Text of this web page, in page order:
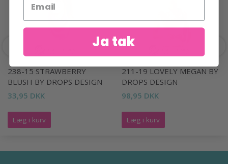
238-15 STRAWBERRY
BLUSH BY DROPS DESIGN
33,95 DKK
Læg i kurv
211-19 LOVELY MEGAN BY
DROPS DESIGN
98,95 DKK
Læg i kurv
Ja tak